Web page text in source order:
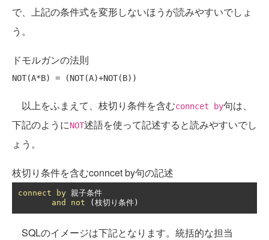
で、上記の条件式を変形しないほうが読みやすいでしょ
う。
ドモルガンの法則
以上をふまえて、枝切り条件を含むconncet by句は、
下記のようにNOT述語を使って記述すると読みやすいでし
ょう。
枝切り条件を含むconncet by句の記述
connect by 親子条件
and
not (枝切り条件)
SQLのイメージは下記となります。統括的な担当